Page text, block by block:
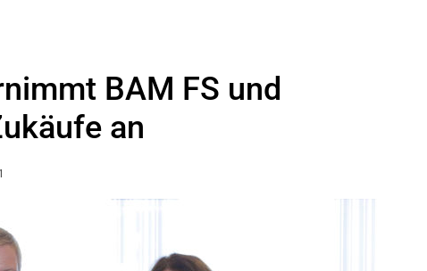
BAM FS und
an